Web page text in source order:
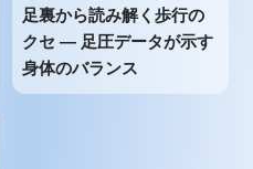
足裏から読み解く歩行の
クセ ― 足圧データが示す
身体のバランス